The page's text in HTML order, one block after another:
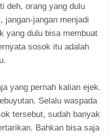
deh, orang yang dulu
jangan-jangan menjadi
yang dulu bisa membuat
sosok itu adalah
yang pernah kalian ejek.
Selalu waspada
tersebut, sudah banyak
Bahkan bisa saja